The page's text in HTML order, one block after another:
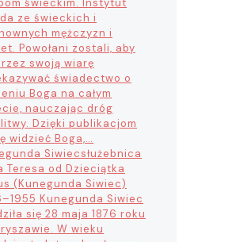
ze świeckich i
mężczyzn i
Powołani zostali, aby
swoją wiarę
świadectwo o
Boga na całym
nauczając dróg
Dzięki publikacjom
widzieć Boga,…
Siwiecsłużebnica
Teresa od Dzieciątka
(Kunegunda Siwiec)
Kunegunda Siwiec
się 28 maja 1876 roku
W wieku